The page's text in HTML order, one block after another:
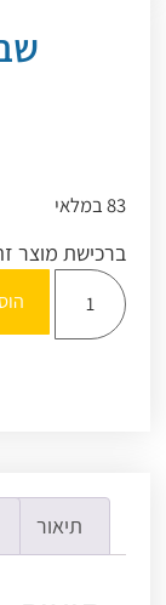
83 במלאי
ברכישת מוצר
תיאור